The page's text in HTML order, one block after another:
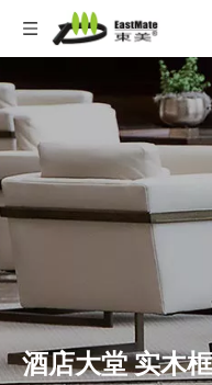
酒店大堂 实木